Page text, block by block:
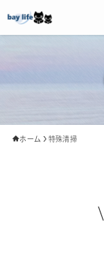
ホーム 特殊清掃